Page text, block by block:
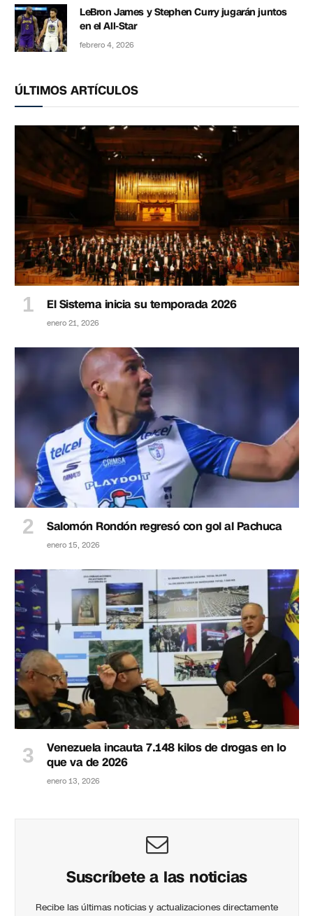
LeBron James y Stephen Curry jugarán juntos
en el All-Star
febrero 4, 2026
ÚLTIMOS ARTÍCULOS
El Sistema inicia su temporada 2026
enero 21, 2026
Salomón Rondón regresó con gol al Pachuca
enero 15, 2026
Venezuela incauta 7.148 kilos de drogas en lo
que va de 2026
enero 13, 2026
Suscríbete a las noticias
Recibe las últimas noticias y actualizaciones directamente